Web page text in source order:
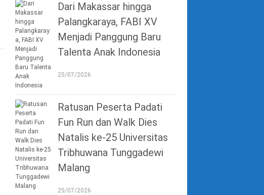
Dari Makassar hingga
Palangkaraya, FABI XV
Menjadi Panggung Baru
Talenta Anak Indonesia
25/07/2026
Ratusan Peserta Padati
Fun Run dan Walk Dies
Natalis ke-25 Universitas
Tribhuwana Tunggadewi
Malang
25/07/2026